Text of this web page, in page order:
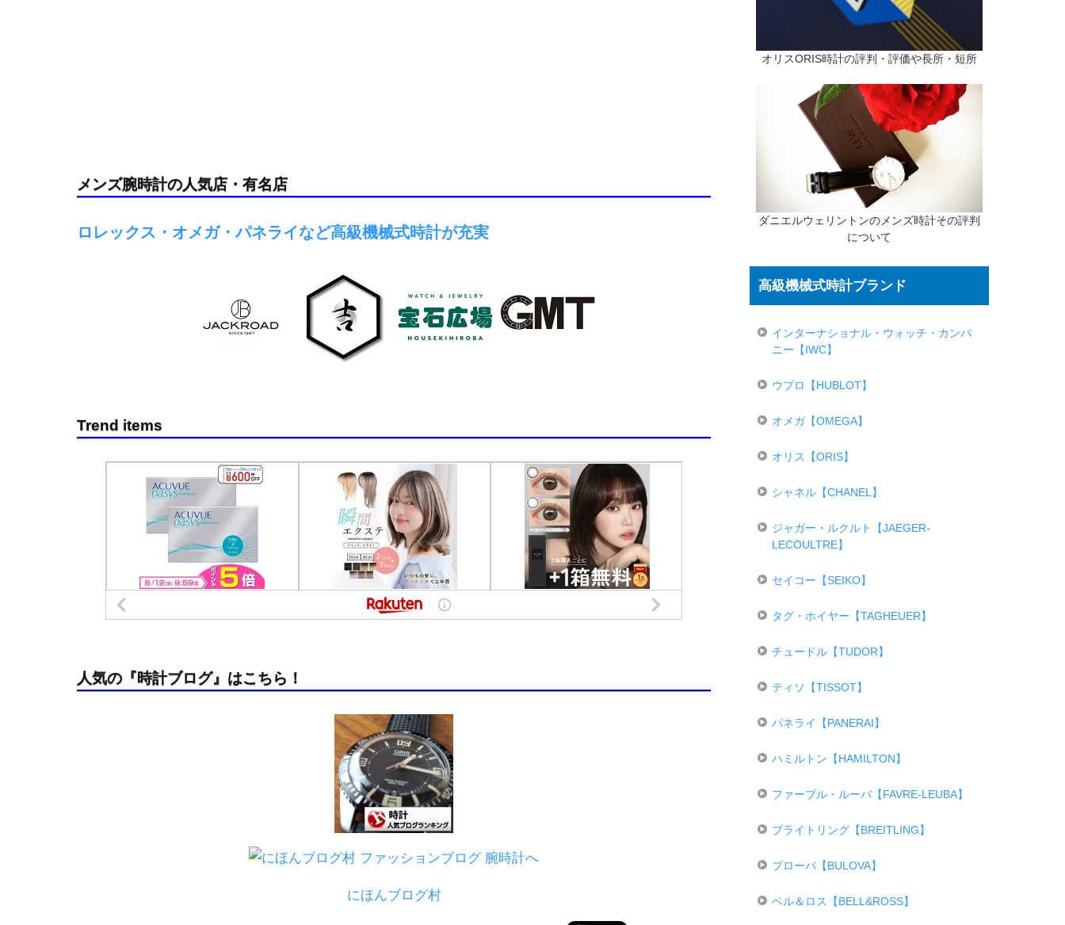
メンズ腕時計の人気店・有名店
ロレックス・オメガ・パネライなど高級機械式時計が充実
Trend items
人気の『時計ブログ』はこちら！
にほんブログ村
オリスORIS時計の評判・評価や長所・短所
ダニエルウェリントンのメンズ時計その評判
について
高級機械式時計ブランド
インターナショナル・ウォッチ・カンパ
ニー【IWC】
ウブロ【HUBLOT】
オメガ【OMEGA】
オリス【ORIS】
シャネル【CHANEL】
ジャガー・ルクルト【JAEGER-
LECOULTRE】
セイコー【SEIKO】
タグ・ホイヤー【TAGHEUER】
チュードル【TUDOR】
ティソ【TISSOT】
パネライ【PANERAI】
ハミルトン【HAMILTON】
ファーブル・ルーバ【FAVRE-LEUBA】
ブライトリング【BREITLING】
ブローバ【BULOVA】
ベル＆ロス【BELL&ROSS】